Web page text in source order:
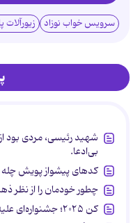
سرویس خواب نوزاد زیورآلات
شهید رئیسی، مردی بود
بی‌ادعا.
کدهای پیشواز پویش
چطور خودمان را از نظر ذهنی ۳۸ برابر قوی‌تر
کن ۲۰۲۵؛ جشنواره‌ای علیه خانواده